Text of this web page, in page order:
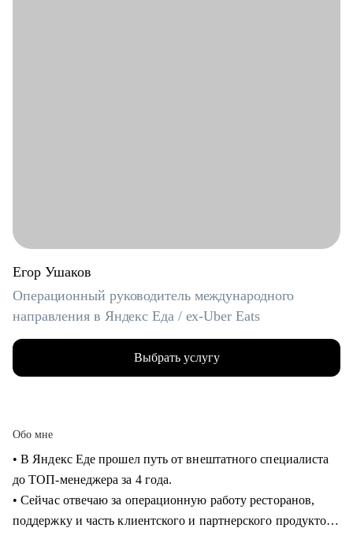
Егор Ушаков
Операционный руководитель международного
направления в Яндекс Еда / ex-Uber Eats
Выбрать услугу
Обо мне
• В Яндекс Еде прошел путь от внештатного специалиста
до ТОП-менеджера за 4 года.
• Сейчас отвечаю за операционную работу ресторанов,
поддержку и часть клиентского и партнерского продуктов